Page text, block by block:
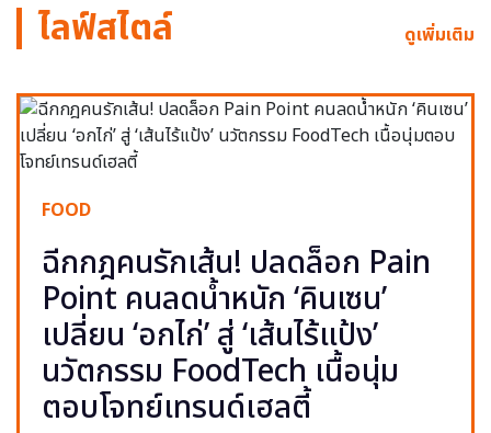
ไลฟ์สไตล์ ดูเพิ่มเติม
FOOD
ฉีกกฎคนรักเส้น! ปลดล็อก Pain
Point คนลดน้ำหนัก ‘คินเซน’
เปลี่ยน ‘อกไก่’ สู่ ‘เส้นไร้แป้ง’
นวัตกรรม FoodTech เนื้อนุ่ม
ตอบโจทย์เทรนด์เฮลตี้